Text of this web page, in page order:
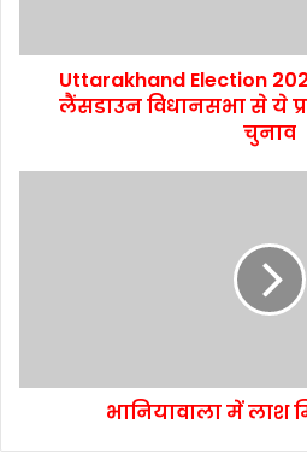
Uttarakhand Election
लैंसडाउन विधानसभा से ये
चुनाव
भानियावाला में